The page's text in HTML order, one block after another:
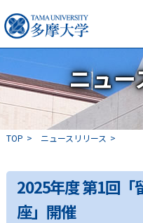
ニュー
TOP ニュースリリース
2025年度 第1回「
座」開催